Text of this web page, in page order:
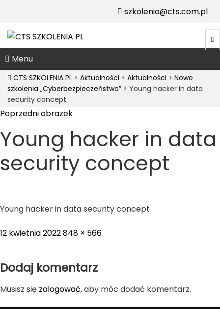
szkolenia@cts.com.pl
Menu
CTS SZKOLENIA PL > Aktualności > Aktualności > Nowe
szkolenia „Cyberbezpieczeństwo” > Young hacker in data
security concept
Poprzedni obrazek
Young hacker in data
security concept
Young hacker in data security concept
Posted
12 kwietnia 2022Full
848 × 566
Dodaj komentarz
Musisz się zalogować, aby móc dodać komentarz.